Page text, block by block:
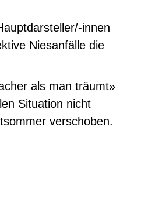
innen
Niesanfälle die
als man träumt»
Situation nicht
verschoben.